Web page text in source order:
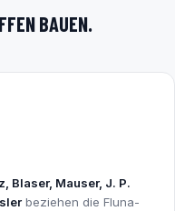
BAUEN.
Blaser, Mauser, J. P.
beziehen die Fluna-